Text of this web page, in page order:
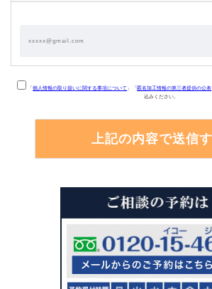
「個人情報の取り扱いに関する事項について 」「匿名加工情報の第三者提供の公表
込みください。